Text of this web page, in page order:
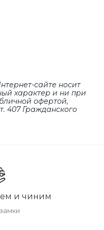
сайте носит
характер и ни при
офертой,
407 Гражданского
и чиним